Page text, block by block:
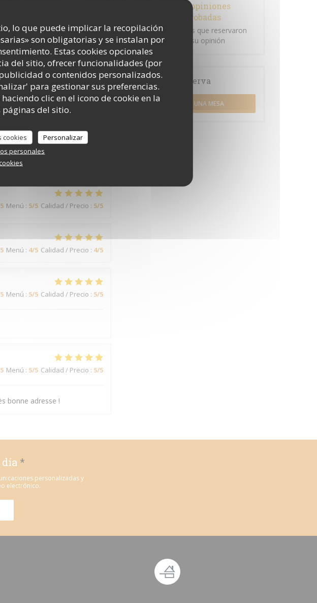
lo que puede implicar la recopilación
son obligatorias y se instalan por
Estas cookies opcionales
del sitio, ofrecer funcionalidades (por
o contenidos personalizados.
para gestionar sus preferencias.
clic en el icono de cookie en la
del sitio.
cookies
Personalizar
personales
Menú: 5/5 Calidad / Precio:5/5
pas si populaire
/5 Menú
Menú
Menú : 5/5 Calidad / Precio : 5/5
Menú : 4/5 Calidad / Precio : 4/5
Menú : 5/5 Calidad / Precio : 5/5
Menú : 5/5 Calidad / Precio : 5/5
bonne adresse !
100% de opiniones
comprobadas
Solo los clientes que reservaron
dejaron su opinión
Reserva
RESERVAR UNA MESA
*
personalizadas y
electrónico.
ventana))